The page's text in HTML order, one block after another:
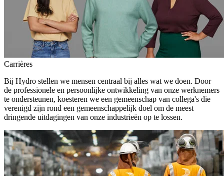
Carrières
Bij Hydro stellen we mensen centraal bij alles wat we doen. Door
de professionele en persoonlijke ontwikkeling van onze werknemers
te ondersteunen, koesteren we een gemeenschap van collega's die
verenigd zijn rond een gemeenschappelijk doel om de meest
dringende uitdagingen van onze industrieën op te lossen.